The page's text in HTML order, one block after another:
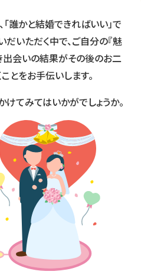
誰かと結婚できればいい」で
いただく中で、ご自分の『魅
出会いの結果がその後のお二
とをお手伝いします。
てみてはいかがでしょうか。